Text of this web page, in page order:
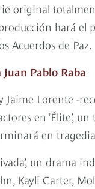
original
hará
Acuerdos de Paz.
Pablo Raba
Lorente -
en ‘Élite’,
en
un drama
Kayli Carter,